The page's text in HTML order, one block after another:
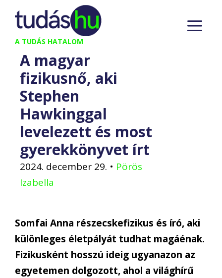
Kilépés
tartalomba
A TUDÁS HATALOM
A magyar
fizikusnő, aki
Stephen
Hawkinggal
levelezett és most
gyerekkönyvet írt
2024. december 29. • Pörös
Izabella
Somfai Anna részecskefizikus és író, aki
különleges életpályát tudhat magáénak.
Fizikusként hosszú ideig ugyanazon az
egyetemen dolgozott, ahol a világhírű